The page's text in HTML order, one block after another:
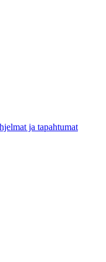
ja tapahtumat